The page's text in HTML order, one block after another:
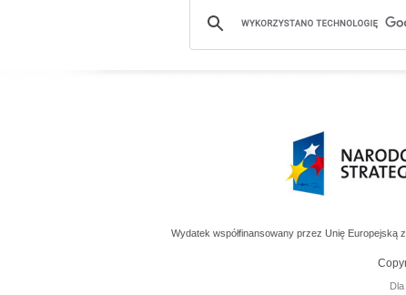
Wydatek współfinansowany przez Unię